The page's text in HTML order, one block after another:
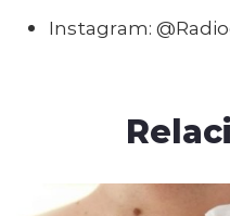
Instagram: